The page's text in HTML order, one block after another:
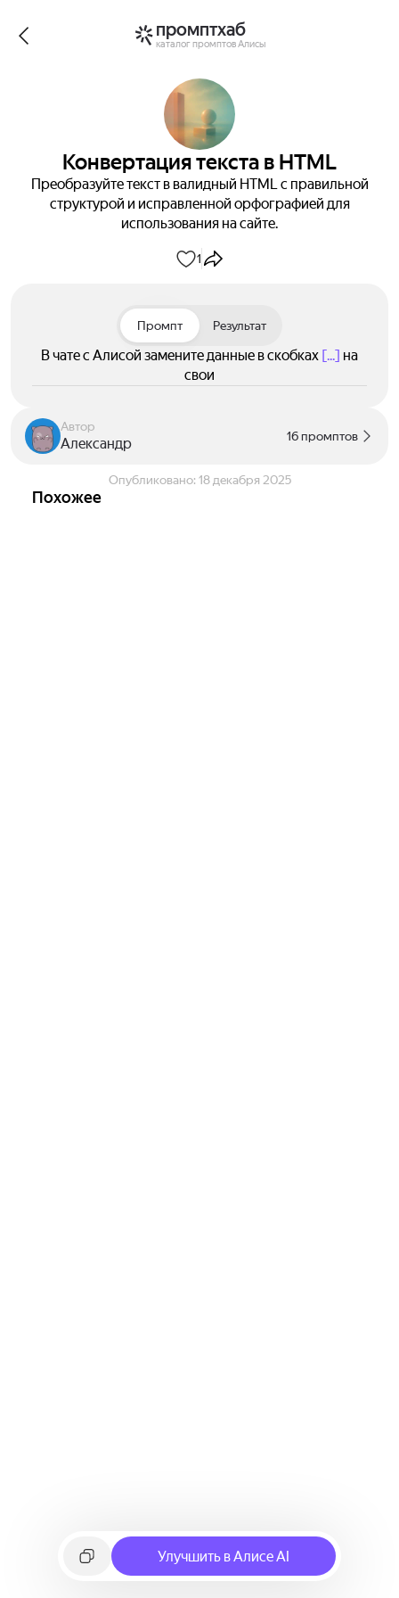
промптхаб
каталог промптов Алисы
Конвертация текста в HTML
Преобразуйте текст в валидный HTML с правильной
структурой и исправленной орфографией для
использования на сайте.
1
Промпт Результат
В чате с Алисой замените данные в скобках [...] на
свои
Автор
Александр 16 промптов
Опубликовано: 18 декабря 2025
Похожее
Улучшить в Алисе AI